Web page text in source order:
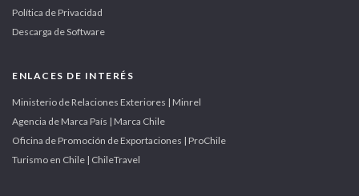
Política de Privacidad
Descarga de Software
ENLACES DE INTERÉS
Ministerio de Relaciones Exteriores | Minrel
Agencia de Marca País | Marca Chile
Oficina de Promoción de Exportaciones | ProChile
Turismo en Chile | ChileTravel